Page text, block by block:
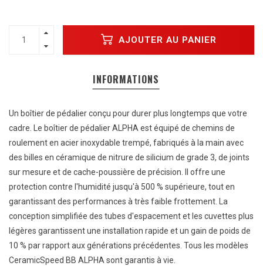
AJOUTER AU PANIER
INFORMATIONS
Un boîtier de pédalier conçu pour durer plus longtemps que votre
cadre. Le boîtier de pédalier ALPHA est équipé de chemins de
roulement en acier inoxydable trempé, fabriqués à la main avec
des billes en céramique de nitrure de silicium de grade 3, de joints
sur mesure et de cache-poussière de précision. Il offre une
protection contre l'humidité jusqu'à 500 % supérieure, tout en
garantissant des performances à très faible frottement. La
conception simplifiée des tubes d'espacement et les cuvettes plus
légères garantissent une installation rapide et un gain de poids de
10 % par rapport aux générations précédentes. Tous les modèles
CeramicSpeed ​​BB ALPHA sont garantis à vie.